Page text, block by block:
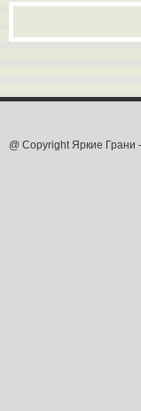
@ Copyright Яркие